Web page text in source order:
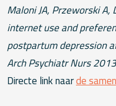
Maloni JA, Przeworski
internet use and
postpartum depression
Arch Psychiatr Nurs
Directe link naarde